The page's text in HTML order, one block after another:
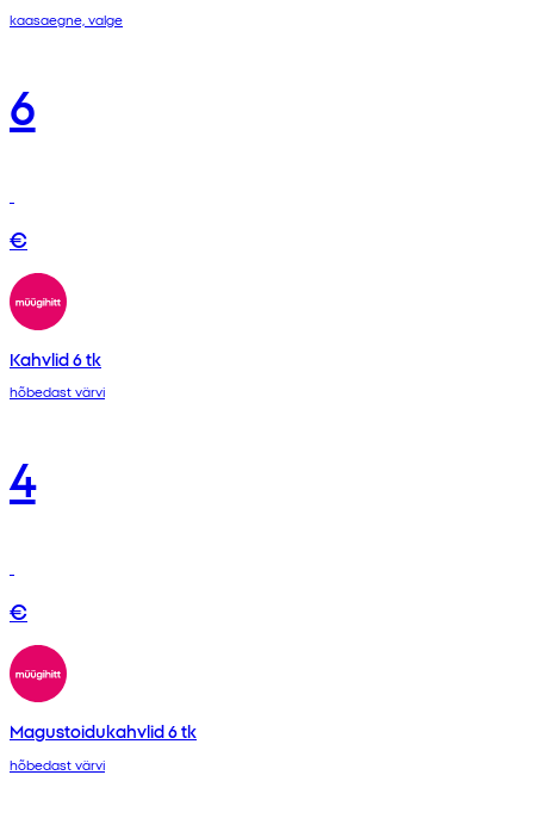
kaasaegne, valge
6
€
Kahvlid 6 tk
hõbedast värvi
4
€
Magustoidukahvlid 6 tk
hõbedast värvi